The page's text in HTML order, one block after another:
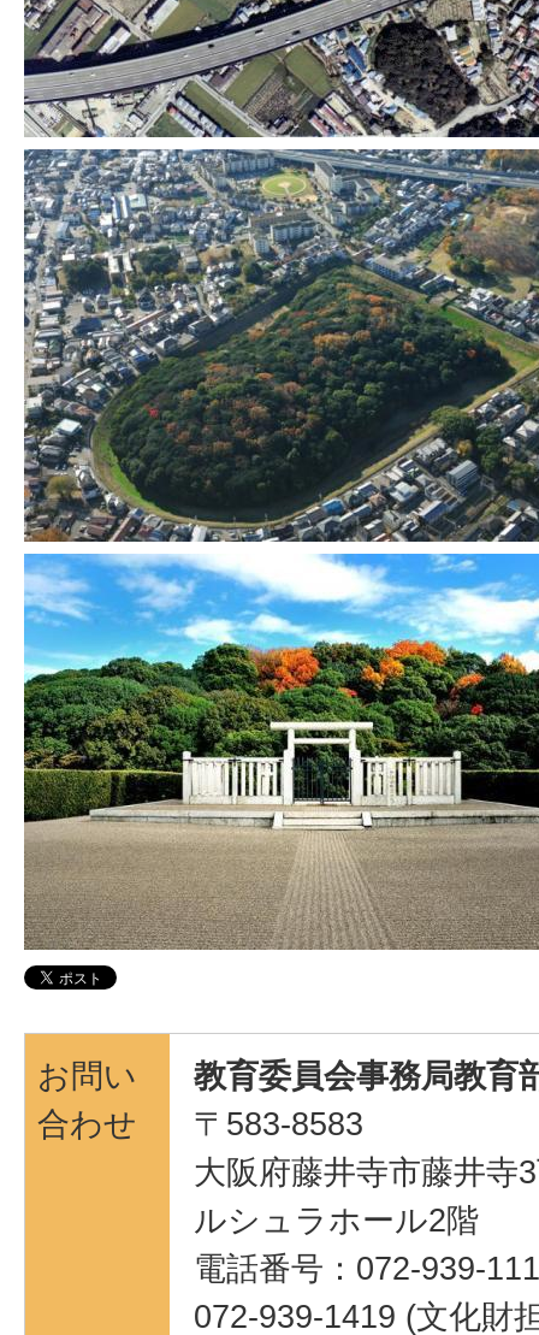
お問い
合わせ
教育委員会事務局教育
〒583-8583
大阪府藤井寺市藤井寺
ルシュラホール2階
電話番号：072-939-
072-939-1419 (文化財